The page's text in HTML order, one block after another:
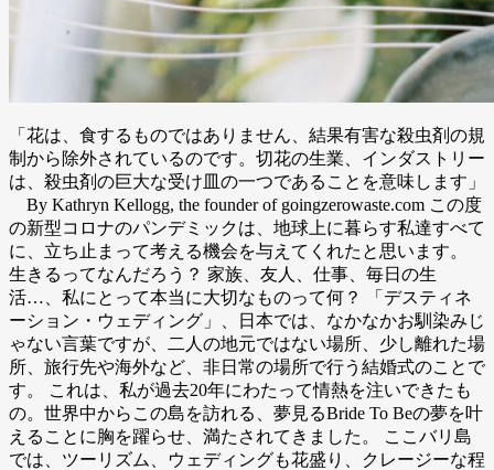
「花は、食するものではありません、結果有害な殺虫剤の規
制から除外されているのです。切花の生業、インダストリー
は、殺虫剤の巨大な受け皿の一つであることを意味します」
By Kathryn Kellogg, the founder of goingzerowaste.com この度
の新型コロナのパンデミックは、地球上に暮らす私達すべて
に、立ち止まって考える機会を与えてくれたと思います。
生きるってなんだろう？ 家族、友人、仕事、毎日の生
活…、私にとって本当に大切なものって何？ 「デスティネ
ーション・ウェディング」、日本では、なかなかお馴染みじ
ゃない言葉ですが、二人の地元ではない場所、少し離れた場
所、旅行先や海外など、非日常の場所で行う結婚式のことで
す。 これは、私が過去20年にわたって情熱を注いできたも
の。世界中からこの島を訪れる、夢見るBride To Beの夢を叶
えることに胸を躍らせ、満たされてきました。 ここバリ島
では、ツーリズム、ウェディングも花盛り、クレージーな程